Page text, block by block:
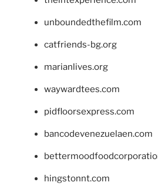
unboundedthefilm.com
catfriends-bg.org
marianlives.org
waywardtees.com
pidfloorsexpress.com
bancodevenezuelaen.com
hingstonnt.com